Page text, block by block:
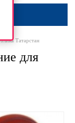
Татарстан
для